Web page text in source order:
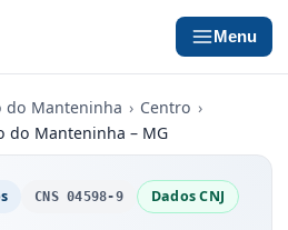
Menu
do Manteninha › Centro ›
do Manteninha – MG
CNS 04598-9 Dados CNJ